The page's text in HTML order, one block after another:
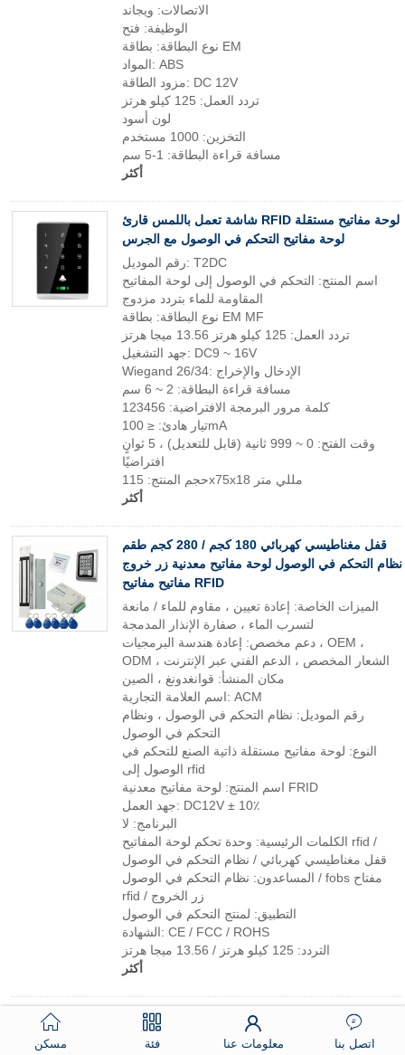
الاتصالات: ويجاند
الوظيفة: فتح
نوع البطاقة: بطاقة EM
المواد: ABS
مزود الطاقة: DC 12V
تردد العمل: 125 كيلو هرتز
لون أسود
التخزين: 1000 مستخدم
مسافة قراءة البطاقة: 1-5 سم
أكثر
شاشة تعمل باللمس قارئ RFID لوحة مفاتيح مستقلة
لوحة مفاتيح التحكم في الوصول مع الجرس
رقم الموديل: T2DC
اسم المنتج: التحكم في الوصول إلى لوحة المفاتيح
المقاومة للماء بتردد مزدوج
نوع البطاقة: بطاقة EM MF
تردد العمل: 125 كيلو هرتز 13.56 ميجا هرتز
جهد التشغيل: DC9 ~ 16V
Wiegand 26/34: الإدخال والإخراج
مسافة قراءة البطاقة: 2 ~ 6 سم
كلمة مرور البرمجة الافتراضية: 123456
تيار هادئ: ≤ 100mA
وقت الفتح: 0 ~ 999 ثانية (قابل للتعديل) ، 5 ثوانٍ
افتراضيًا
حجم المنتج: 115x75x18 مللي متر
أكثر
قفل مغناطيسي كهربائي 180 كجم / 280 كجم طقم
نظام التحكم في الوصول لوحة مفاتيح معدنية زر خروج
مفاتيح مفاتيح RFID
الميزات الخاصة: إعادة تعيين ، مقاوم للماء / مانعة
لتسرب الماء ، صفارة الإنذار المدمجة
دعم مخصص: إعادة هندسة البرمجيات ، OEM ،
ODM ، الشعار المخصص ، الدعم الفني عبر الإنترنت
مكان المنشأ: قوانغدونغ ، الصين
اسم العلامة التجارية: ACM
رقم الموديل: نظام التحكم في الوصول ، ونظام
التحكم في الوصول
النوع: لوحة مفاتيح مستقلة ذاتية الصنع للتحكم في
الوصول إلى rfid
اسم المنتج: لوحة مفاتيح معدنية FRID
جهد العمل: DC12V ± 10٪
البرنامج: لا
الكلمات الرئيسية: وحدة تحكم لوحة المفاتيح rfid /
قفل مغناطيسي كهربائي / نظام التحكم في الوصول
المساعدون: نظام التحكم في الوصول / fobs مفتاح
rfid / زر الخروج
التطبيق: لمنتج التحكم في الوصول
الشهادة: CE / FCC / ROHS
التردد: 125 كيلو هرتز / 13.56 ميجا هرتز
أكثر
2G 3G 4G GSM بوابة فتاحة أذن باب الوصول
المراقب RTU5024 فتحت باب لاسلكي بواسطة
مسكن فئة معلومات عنا اتصل بنا